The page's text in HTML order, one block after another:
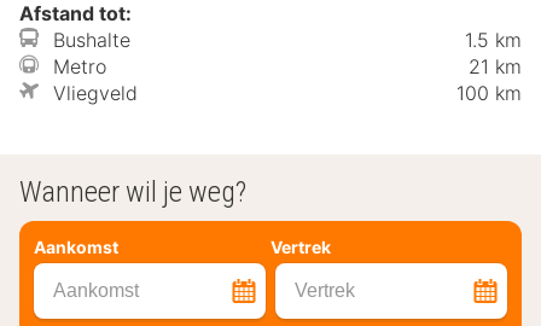
Afstand tot:
Bushalte
1.5 km
Metro
21 km
Vliegveld
100 km
Wanneer wil je weg?
Aankomst Vertrek
Aankomst Vertrek